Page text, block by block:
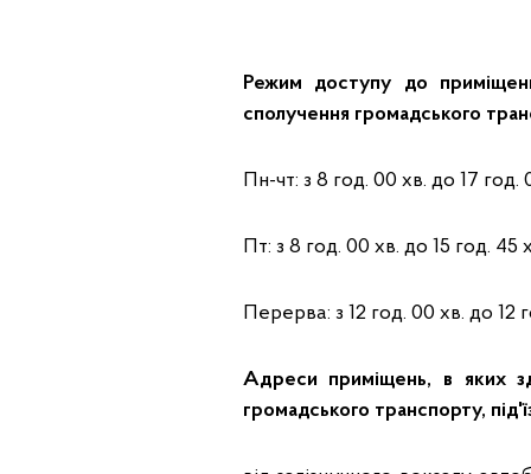
Режим доступу до
сполучення громадського
Пн-чт: з 8 год. 00 хв. до 17 год.
Пт: з 8 год. 00 хв. до 15 год. 45
Перерва: з 12 год. 00 хв. до 12
Адреси приміщень, в яких
громадського транспорту,